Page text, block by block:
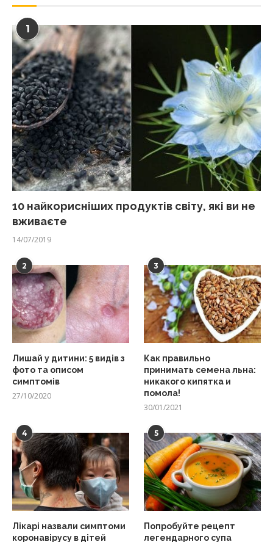
1
10 найкорисніших продуктів світу, які ви не
вживаєте
14/07/2019
2
Лишай у дитини: 5 видів з
фото та описом
симптомів
27/10/2020
3
Как правильно
принимать семена льна:
никакого кипятка и
помола!
30/01/2021
4
Лікарі назвали симптоми
коронавірусу в дітей
5
Попробуйте рецепт
легендарного супа